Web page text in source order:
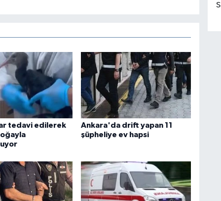
tedavi edilerek
Ankara'da drift yapan 11
şüpheliye ev hapsi